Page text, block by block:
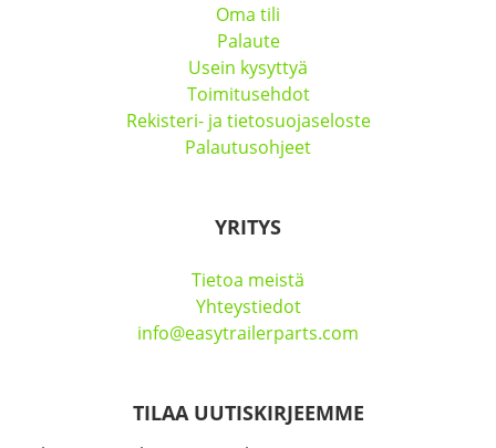
Oma tili
Palaute
Usein kysyttyä
Toimitusehdot
Rekisteri- ja tietosuojaseloste
Palautusohjeet
YRITYS
Tietoa meistä
Yhteystiedot
info@easytrailerparts.com
TILAA UUTISKIRJEEMME